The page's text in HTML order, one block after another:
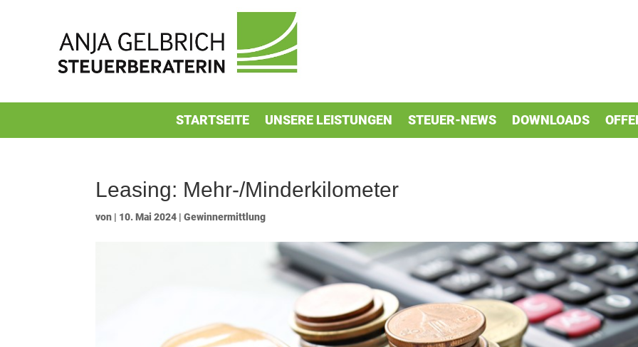
STARTSEITE UNSERE LEISTUNGEN STEUER-NEWS DOWNLOADS
Leasing: Mehr-/Minderkilometer
von | 10. Mai 2024 |Gewinnermittlung